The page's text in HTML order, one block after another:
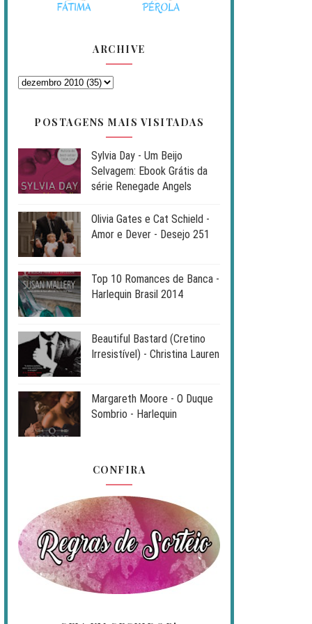
ARCHIVE
POSTAGENS MAIS VISITADAS
Sylvia Day - Um Beijo
Selvagem: Ebook Grátis da
série Renegade Angels
Olivia Gates e Cat Schield -
Amor e Dever - Desejo 251
Top 10 Romances de Banca -
Harlequin Brasil 2014
Beautiful Bastard (Cretino
Irresistível) - Christina Lauren
Margareth Moore - O Duque
Sombrio - Harlequin
CONFIRA